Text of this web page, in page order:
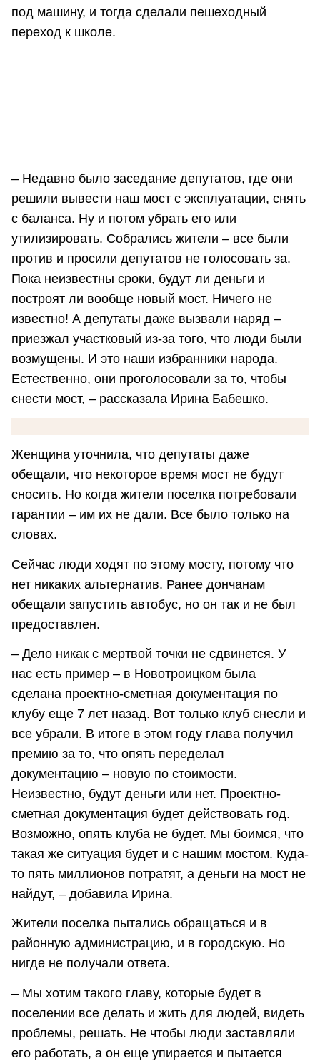
под машину, и тогда сделали пешеходный
переход к школе.
– Недавно было заседание депутатов, где они
решили вывести наш мост с эксплуатации, снять
с баланса. Ну и потом убрать его или
утилизировать. Собрались жители – все были
против и просили депутатов не голосовать за.
Пока неизвестны сроки, будут ли деньги и
построят ли вообще новый мост. Ничего не
известно! А депутаты даже вызвали наряд –
приезжал участковый из-за того, что люди были
возмущены. И это наши избранники народа.
Естественно, они проголосовали за то, чтобы
снести мост, – рассказала Ирина Бабешко.
Женщина уточнила, что депутаты даже
обещали, что некоторое время мост не будут
сносить. Но когда жители поселка потребовали
гарантии – им их не дали. Все было только на
словах.
Сейчас люди ходят по этому мосту, потому что
нет никаких альтернатив. Ранее дончанам
обещали запустить автобус, но он так и не был
предоставлен.
– Дело никак с мертвой точки не сдвинется. У
нас есть пример – в Новотроицком была
сделана проектно-сметная документация по
клубу еще 7 лет назад. Вот только клуб снесли и
все убрали. В итоге в этом году глава получил
премию за то, что опять переделал
документацию – новую по стоимости.
Неизвестно, будут деньги или нет. Проектно-
сметная документация будет действовать год.
Возможно, опять клуба не будет. Мы боимся, что
такая же ситуация будет и с нашим мостом. Куда-
то пять миллионов потратят, а деньги на мост не
найдут, – добавила Ирина.
Жители поселка пытались обращаться и в
районную администрацию, и в городскую. Но
нигде не получали ответа.
– Мы хотим такого главу, которые будет в
поселении все делать и жить для людей, видеть
проблемы, решать. Не чтобы люди заставляли
его работать, а он еще упирается и пытается